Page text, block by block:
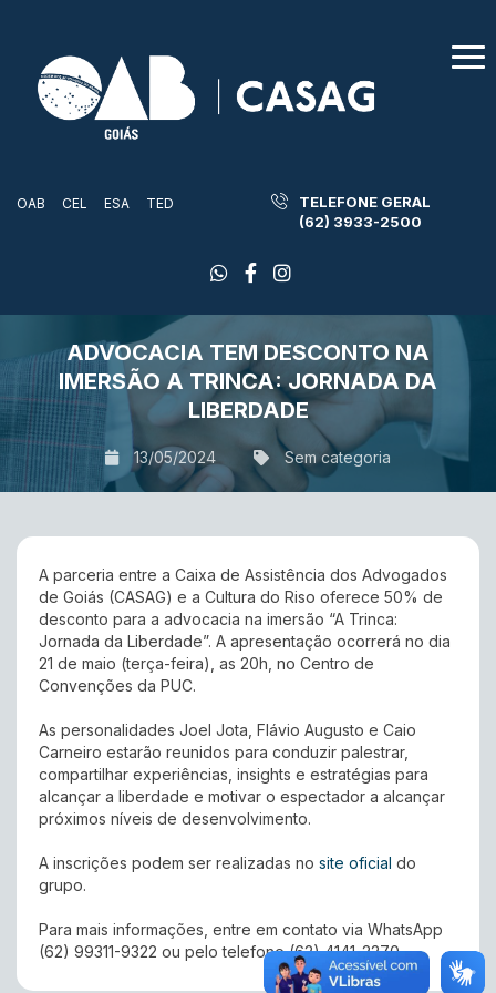
OAB CEL ESA TED
TELEFONE GERAL
(62) 3933-2500
ADVOCACIA TEM DESCONTO NA
IMERSÃO A TRINCA: JORNADA DA
LIBERDADE
13/05/2024 Sem categoria
A parceria entre a Caixa de Assistência dos Advogados
de Goiás (CASAG) e a Cultura do Riso oferece 50% de
desconto para a advocacia na imersão “A Trinca:
Jornada da Liberdade”. A apresentação ocorrerá no dia
21 de maio (terça-feira), as 20h, no Centro de
Convenções da PUC.
As personalidades Joel Jota, Flávio Augusto e Caio
Carneiro estarão reunidos para conduzir palestrar,
compartilhar experiências, insights e estratégias para
alcançar a liberdade e motivar o espectador a alcançar
próximos níveis de desenvolvimento.
A inscrições podem ser realizadas no site oficial do
grupo.
Para mais informações, entre em contato via WhatsApp
(62) 99311-9322 ou pelo telefone (62) 4141-2270.